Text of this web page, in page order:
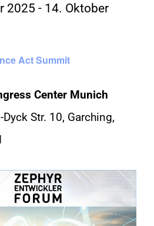
Act Summit
2025 - 14. Oktober
Center Munich
Str. 10, Garching,